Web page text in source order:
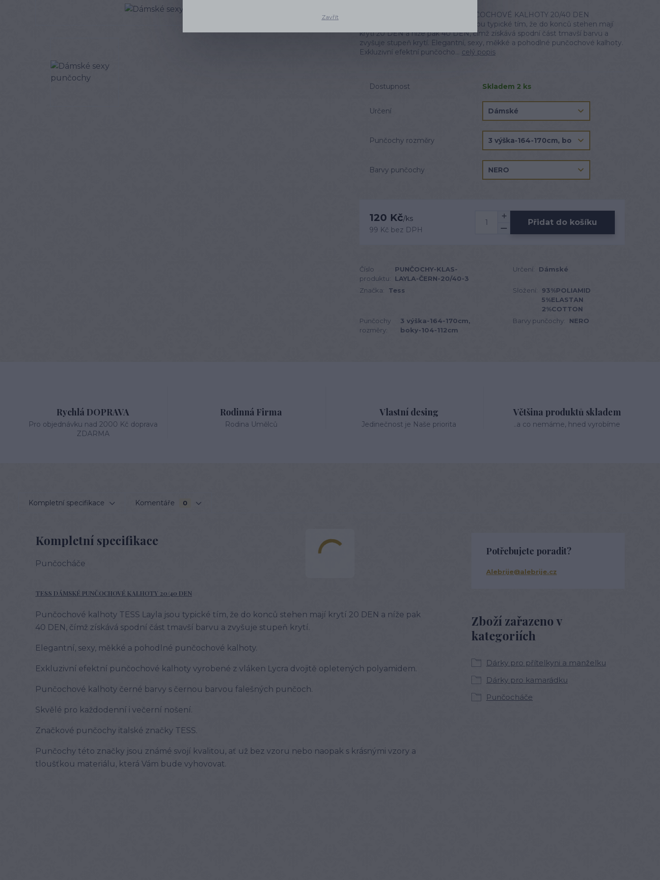
Punčocháče TESS DÁMSKÉ PUNČOCHOVÉ KALHOTY 20/40 DEN
Punčochové kalhoty TESS Layla jsou typické tím, že do konců stehen mají
krytí 20 DEN a níže pak 40 DEN, čímž získává spodní část tmavší barvu a
zvyšuje stupeň krytí. Elegantní, sexy, měkké a pohodlné punčochové kalhoty.
Exkluzivní efektní punčocho... celý popis
Dostupnost Skladem 2 ks
Určení
Punčochy rozměry
Barvy punčochy
120 Kč/ks
99 Kč bez DPH
Přidat do košíku
Číslo
produktu:
PUNČOCHY-KLAS-
LAYLA-ČERN-20/40-3
Určení: Dámské
Značka: Tess Složení:
93%POLIAMID
5%ELASTAN
2%COTTON
Punčochy
rozměry:
3 výška-164-170cm,
boky-104-112cm
Barvy punčochy: NERO
Rychlá DOPRAVA
Pro objednávku nad 2000 Kč doprava
ZDARMA
Rodinná Firma
Rodina Umělců
Vlastní desing
Jedinečnost je Naše priorita
Většina produktů skladem
..a co nemáme, hned vyrobíme
Kompletní specifikace Komentáře 0
Kompletní specifikace
Punčocháče
TESS DÁMSKÉ PUNČOCHOVÉ KALHOTY 20/40 DEN
Punčochové kalhoty TESS Layla jsou typické tím, že do konců stehen mají krytí 20 DEN a níže pak
40 DEN, čímž získává spodní část tmavší barvu a zvyšuje stupeň krytí.
Elegantní, sexy, měkké a pohodlné punčochové kalhoty.
Exkluzivní efektní punčochové kalhoty vyrobené z vláken Lycra dvojitě opletených polyamidem.
Punčochové kalhoty černé barvy s černou barvou falešných punčoch.
Skvělé pro každodenní i večerní nošení.
Značkové punčochy italské značky TESS.
Punčochy této značky jsou známé svojí kvalitou, ať už bez vzoru nebo naopak s krásnými vzory a
tloušťkou materiálu, která Vám bude vyhovovat.
Zboží zařazeno v
kategoriích
Dárky pro přítelkyni a manželku
Dárky pro kamarádku
Punčocháče
Potřebujete poradit?
Alebrije@alebrije.cz
Zavřít